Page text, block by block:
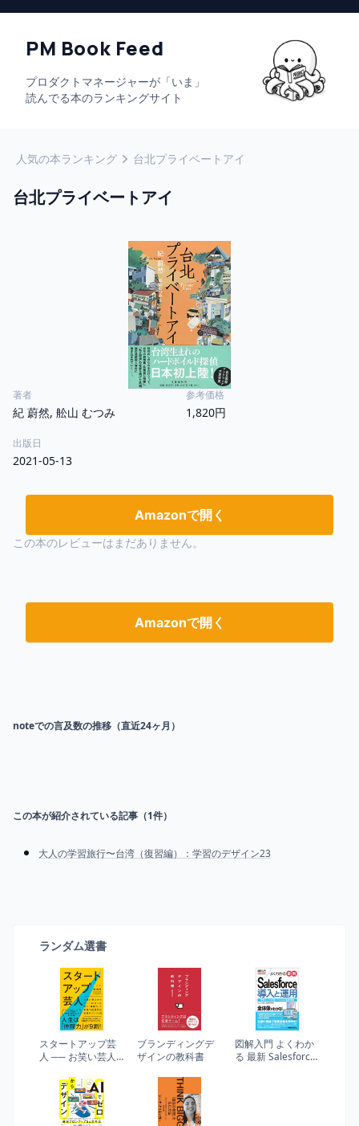
PM Book Feed
プロダクトマネージャーが「いま」
読んでる本のランキングサイト
人気の本ランキング 台北プライベートアイ
台北プライベートアイ
著者
紀 蔚然, 舩山 むつみ
参考価格
1,820円
出版日
2021-05-13
Amazonで開く
この本のレビューはまだありません。
Amazonで開く
noteでの言及数の推移（直近24ヶ月）
この本が紹介されている記事（1件）
大人の学習旅行〜台湾（復習編）：学習のデザイン23
ランダム選書
スタートアップ芸
人 ── お笑い芸人
た僕が「仲間力」
で年商146億円の会
社をつくった話
ブランディングデ
ザインの教科書
図解入門 よくわか
る 最新 Salesforce